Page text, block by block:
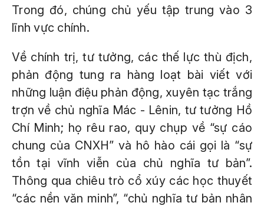
Trong đó, chúng chủ yếu tập trung vào 3
lĩnh vực chính.
Về chính trị, tư tưởng, các thế lực thù địch,
phản động tung ra hàng loạt bài viết với
những luận điệu phản động, xuyên tạc trắng
trợn về chủ nghĩa Mác - Lênin, tư tưởng Hồ
Chí Minh; họ rêu rao, quy chụp về “sự cáo
chung của CNXH” và hô hào cái gọi là “sự
tồn tại vĩnh viễn của chủ nghĩa tư bản”.
Thông qua chiêu trò cổ xúy các học thuyết
“các nền văn minh”, “chủ nghĩa tư bản nhân